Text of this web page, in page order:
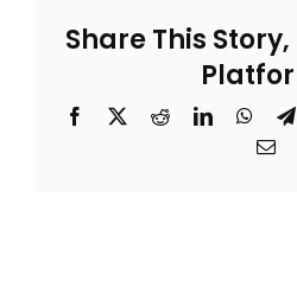
Share This
Facebook
X RedditLinkedIn